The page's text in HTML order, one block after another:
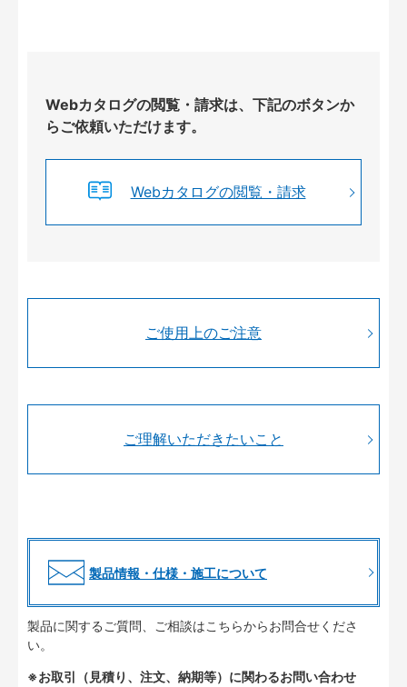
Webカタログの閲覧・請求は、下記のボタンか
らご依頼いただけます。
Webカタログの閲覧・請求
ご使用上のご注意
ご理解いただきたいこと
製品情報・仕様・施工について
製品に関するご質問、ご相談はこちらからお問合せくださ
い。
※お取引（見積り、注文、納期等）に関わるお問い合わせ